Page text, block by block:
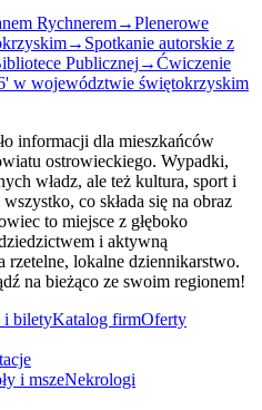
Rychnerem→Plenerowe
→ Spotkanie autorskie z
Publicznej →Ćwiczenie
w województwie świętokrzyskim
informacji dla mieszkańców
ostrowieckiego. Wypadki,
władz, ale też kultura, sport i
co składa się na obraz
to miejsce z głęboko
i aktywną
rzetelne, lokalne dziennikarstwo.
na bieżąco ze swoim regionem!
i biletyKatalog firmOferty
i mszeNekrologi